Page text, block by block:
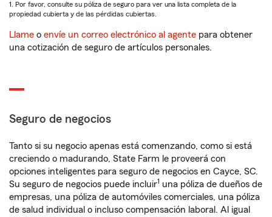
1. Por favor, consulte su póliza de seguro para ver una lista completa de la
propiedad cubierta y de las pérdidas cubiertas.
Llame o envíe un correo electrónico al agente para obtener
una cotización de seguro de artículos personales.
Seguro de negocios
Tanto si su negocio apenas está comenzando, como si está
creciendo o madurando, State Farm le proveerá con
opciones inteligentes para seguro de negocios en Cayce, SC.
Su seguro de negocios puede incluir1 una póliza de dueños de
empresas, una póliza de automóviles comerciales, una póliza
de salud individual o incluso compensación laboral. Al igual